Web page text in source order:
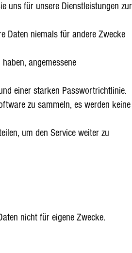
uns für unsere Dienstleistungen zur
Daten niemals für andere Zwecke
angemessene
einer starken Passwortrichtlinie.
zu sammeln, es werden keine
um den Service weiter zu
nicht für eigene Zwecke.